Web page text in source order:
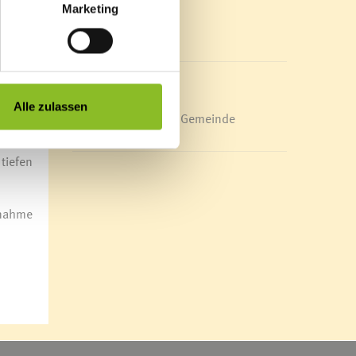
Marketing
Alle zulassen
für
Für
die
Mediathek
News Archiv
Energieeffiziente Gemeinde